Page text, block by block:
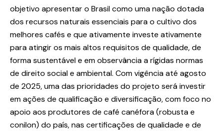
objetivo apresentar o Brasil como uma nação dotada
dos recursos naturais essenciais para o cultivo dos
melhores cafés e que ativamente investe ativamente
para atingir os mais altos requisitos de qualidade, de
forma sustentável e em observância a rígidas normas
de direito social e ambiental. Com vigência até agosto
de 2025, uma das prioridades do projeto será investir
em ações de qualificação e diversificação, com foco no
apoio aos produtores de café canéfora (robusta e
conilon) do país, nas certificações de qualidade e de